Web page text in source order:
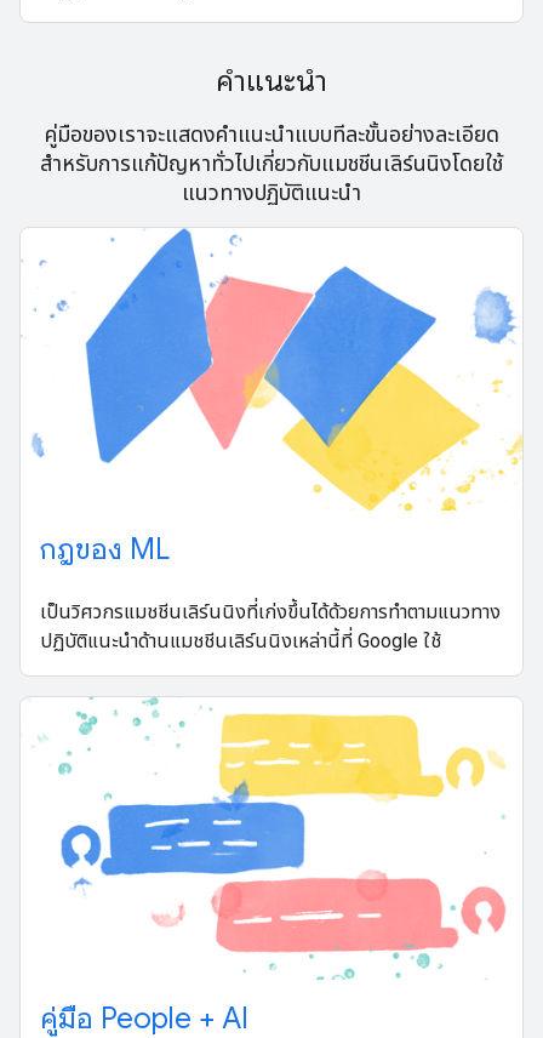
คำแนะนำ
คู่มือของเราจะแสดงคำแนะนำแบบทีละขั้นอย่างละเอียด
สำหรับการแก้ปัญหาทั่วไปเกี่ยวกับแมชชีนเลิร์นนิงโดยใช้
แนวทางปฏิบัติแนะนำ
กฎของ ML
เป็นวิศวกรแมชชีนเลิร์นนิงที่เก่งขึ้นได้ด้วยการทำตามแนวทาง
ปฏิบัติแนะนำด้านแมชชีนเลิร์นนิงเหล่านี้ที่ Google ใช้
คู่มือ People + AI